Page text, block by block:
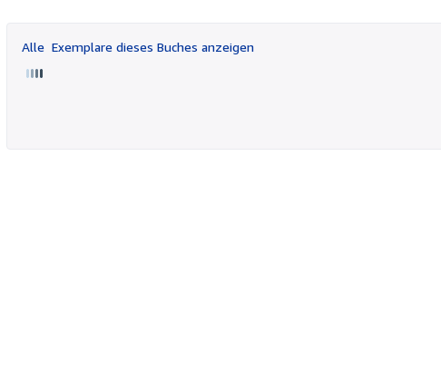
Sternen
Alle Exemplare dieses Buches anzeigen